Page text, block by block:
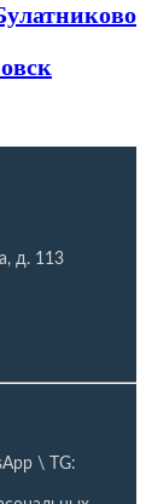
д. 113
\ TG: